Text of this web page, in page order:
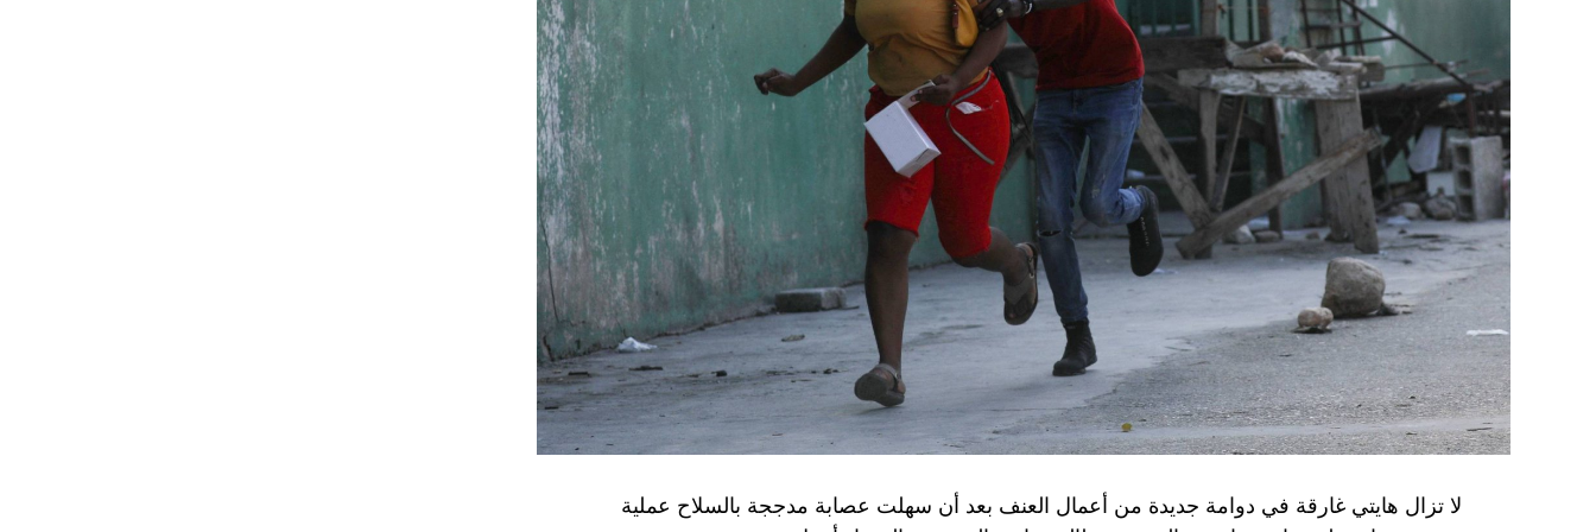
وفي أوكرانيا، فكّكت أجهزة الأمن شبكة من العملاء التابعين لجهاز الأمن الفدرالي الروسي «كانوا
يعدّون لاغتيال الرئيس الأوكراني» فولوديمير زيلينسكي ومسؤولين كبار آخرين، مثل رئيس جهاز
الاستخبارات العسكرية كيريلو بودانوف، بناءً على أوامر من موسكو. وأوقفت الأجهزة الأوكرانية
ضابطَي أمن، مشيرةً إلى أن المشتبه فيهما اللذَين أوقفا «شخصان برتبة كولونيل» من جهاز الدولة
الأوكراني الذي يتولّى أمن المسؤولين الحكوميين.
وذكرت الأجهزة أن هذه الشبكة كانت «تحت إشراف» جهاز الأمن الفدرالي الروسي ويُشتبه في أن
المسؤولَين «نقلا معلومات سرّية» إلى روسيا، مؤكدةً أنهما كانا يُريدان تجنيد عسكريين «مقرّبين من
جهاز أمن» زيلينسكي بهدف «احتجازه كرهينة وقتله». وكشفت أجهزة الأمن الأوكرانية أن أحد أعضاء
هذه الشبكة حصل على مسيّرات ومتفجّرات.
من جهة أخرى، انتقد الرئيس الصيني شي جينبينغ في تصريحات لصحيفة «بوليتيكا» الصربية قبل وصوله
إلى العاصمة بلغراد، حلف «الناتو»، على خلفية قصفه «الفاضح» للسفارة الصينية في يوغوسلافيا عام
1999، محذّراً من أن بكين «لن تسمح قط بتكرار حدث تاريخي مأسوي كهذا».
واصطحب الرئيس الفرنسي إيمانويل ماكرون شي إلى منطقة البيرينيه الجبلية أمس، في اليوم الثاني
من زيارة دولة من شأنها أن تسمح بحوار مباشر عن الحرب في أوكرانيا والخلافات التجارية.
لا تزال هايتي غارقة في دوامة جديدة من أعمال العنف بعد أن سهلت عصابة مدججة بالسلاح عملية